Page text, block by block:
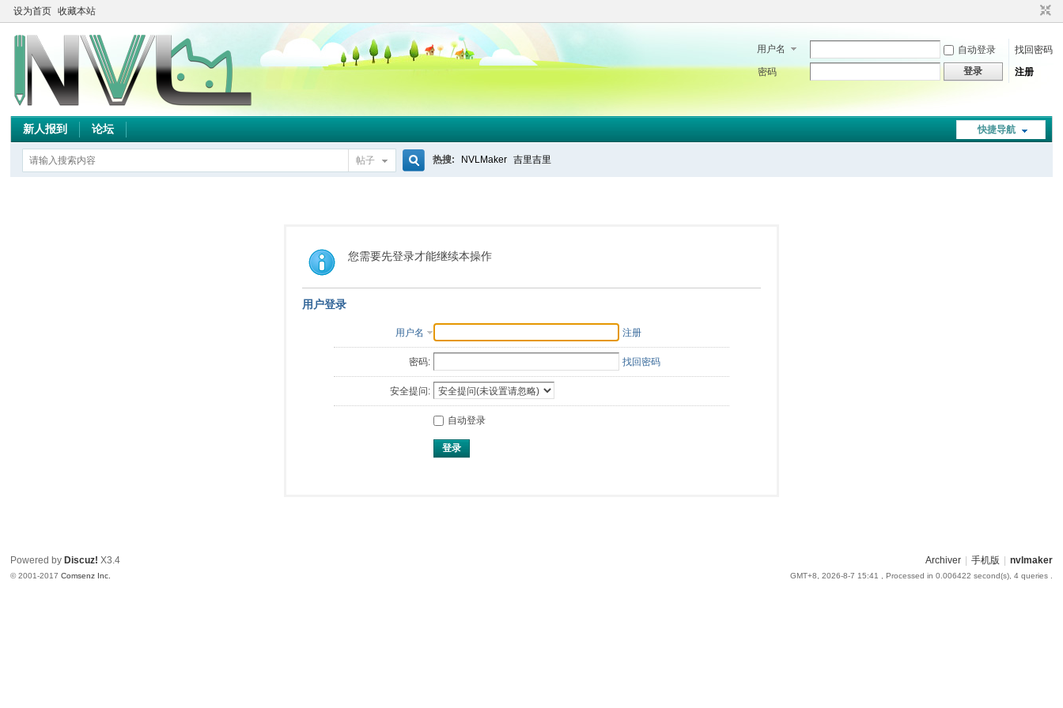
设为首页 收藏本站
用户名 自动登录
找回密码
密码
登录 注册
快捷导航
新人报到 论坛
帖子
索
热搜: NVLMaker 吉里吉里
您需要先登录才能继续本操作
用户登录
用户名 注册
密码: 找回密码
安全提问:
自动登录
登录
Archiver 手机版 nvlmaker
GMT+8, 2026-8-7 15:41 , Processed in 0.006422 second(s), 4 queries .
Powered by Discuz! X3.4
© 2001-2017Comsenz Inc.